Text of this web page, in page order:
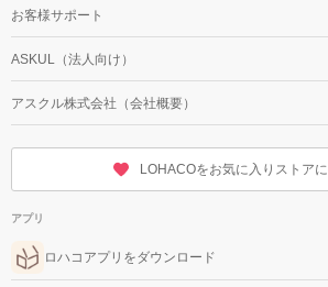
お客様サポート
ASKUL（法人向け）
アスクル株式会社（会社概要）
LOHACOをお気に入りストア
アプリ
ロハコアプリをダウンロード